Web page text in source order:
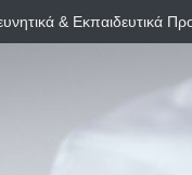
& Εκπαιδευτικά